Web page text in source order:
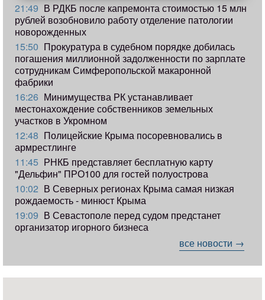
21:49 В РДКБ после капремонта стоимостью 15 млн
рублей возобновило работу отделение патологии
новорожденных
15:50 Прокуратура в судебном порядке добилась
погашения миллионной задолженности по зарплате
сотрудникам Симферопольской макаронной
фабрики
16:26 Минимущества РК устанавливает
местонахождение собственников земельных
участков в Укромном
12:48 Полицейские Крыма посоревновались в
армрестлинге
11:45 РНКБ представляет бесплатную карту
"Дельфин" ПРО100 для гостей полуострова
10:02 В Северных регионах Крыма самая низкая
рождаемость - минюст Крыма
19:09 В Севастополе перед судом предстанет
организатор игорного бизнеса
все новости →